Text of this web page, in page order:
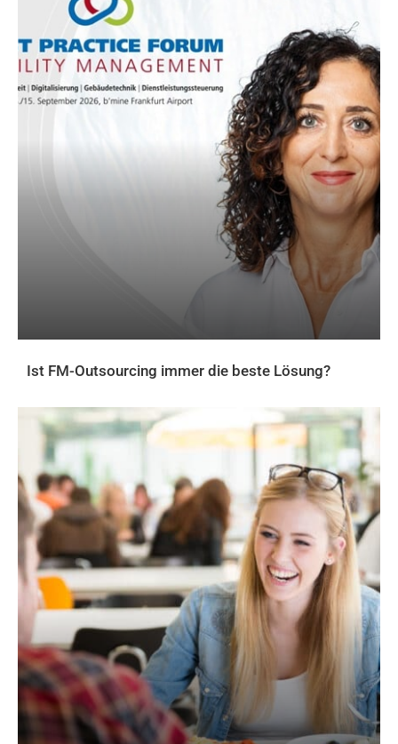
Ist FM-Outsourcing immer die beste Lösung?